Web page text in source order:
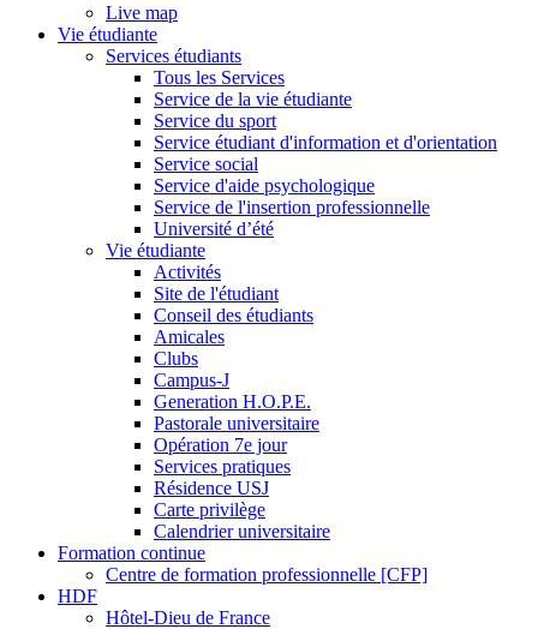
Live map
Vie étudiante
Services étudiants
Tous les Services
Service de la vie étudiante
Service du sport
Service étudiant d'information et d'orientation
Service social
Service d'aide psychologique
Service de l'insertion professionnelle
Université d’été
Vie étudiante
Activités
Site de l'étudiant
Conseil des étudiants
Amicales
Clubs
Campus-J
Generation H.O.P.E.
Pastorale universitaire
Opération 7e jour
Services pratiques
Résidence USJ
Carte privilège
Calendrier universitaire
Formation continue
Centre de formation professionnelle [CFP]
HDF
Hôtel-Dieu de France